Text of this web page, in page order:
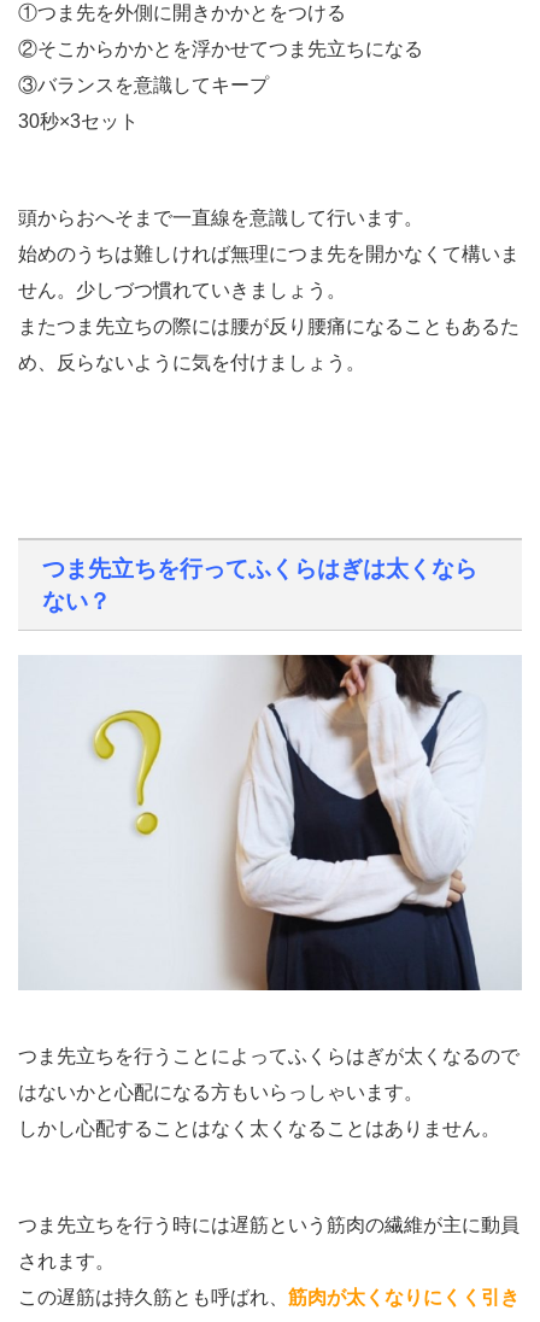
①つま先を外側に開きかかとをつける
②そこからかかとを浮かせてつま先立ちになる
③バランスを意識してキープ
30秒×3セット
頭からおへそまで一直線を意識して行います。
始めのうちは難しければ無理につま先を開かなくて構いま
せん。少しづつ慣れていきましょう。
またつま先立ちの際には腰が反り腰痛になることもあるた
め、反らないように気を付けましょう。
つま先立ちを行ってふくらはぎは太くなら
ない？
つま先立ちを行うことによってふくらはぎが太くなるので
はないかと心配になる方もいらっしゃいます。
しかし心配することはなく太くなることはありません。
つま先立ちを行う時には遅筋という筋肉の繊維が主に動員
されます。
この遅筋は持久筋とも呼ばれ、 筋肉が太くなりにくく引き